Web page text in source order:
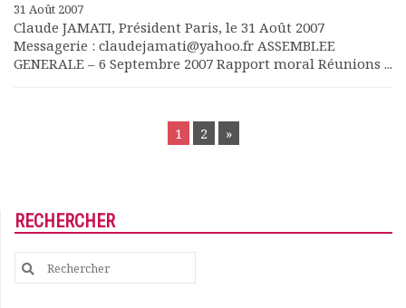
31 Août 2007
Claude JAMATI, Président Paris, le 31 Août 2007
Messagerie : claudejamati@yahoo.fr ASSEMBLEE
GENERALE – 6 Septembre 2007 Rapport moral Réunions ...
1 2 »
RECHERCHER
Search
for: